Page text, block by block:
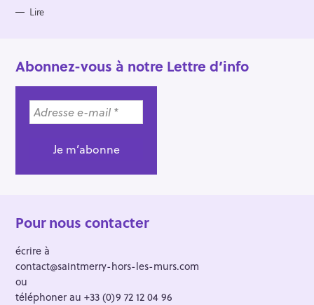
Lire
Abonnez-vous à notre Lettre d’info
Pour nous contacter
écrire à
contact@saintmerry-hors-les-murs.com
ou
téléphoner au +33 (0)9 72 12 04 96